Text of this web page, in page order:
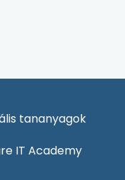
tananyagok
IT Academy